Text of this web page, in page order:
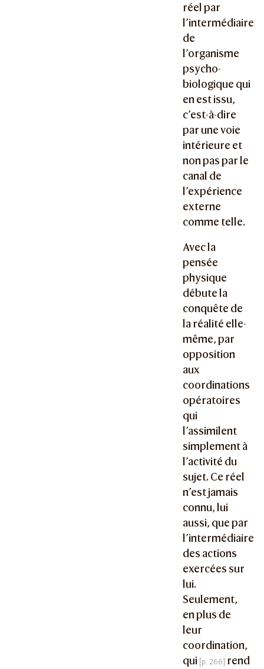
réel par
l’intermédiaire
de
l’organisme
psycho-
biologique qui
en est issu,
c’est-à-dire
par une voie
intérieure et
non pas par le
canal de
l’expérience
externe
comme telle.
Avec la
pensée
physique
débute la
conquête de
la réalité elle-
même, par
opposition
aux
coordinations
opératoires
qui
l’assimilent
simplement à
l’activité du
sujet. Ce réel
n’est jamais
connu, lui
aussi, que par
l’intermédiaire
des actions
exercées sur
lui.
Seulement,
en plus de
leur
coordination,
qui
rend